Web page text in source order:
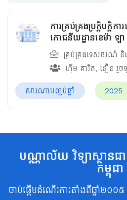
ការគ្រប់គ្រងប្រត្តិបត្តិកា
ភោជនីយដ្ឋានខេម៉ា ឡា
គ្រប់គ្រងទេសចរណ៍ និ
ហ៊ឹម គារិត, ឌឿន វួច
សារណាបញ្ចប់ឆ្នាំ 2025
បណ្ណាល័យ វិទ្យាស្ថានជ
កម្ពុជា
ចាប់ផ្តើមដំណើរការតាំងពីឆ្នាំ២០០៥